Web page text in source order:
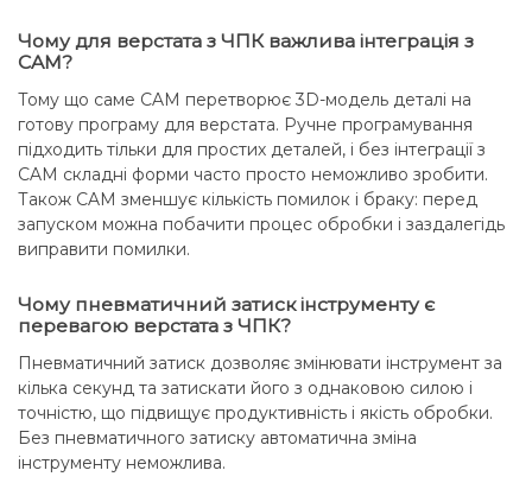
Чому для верстата з ЧПК важлива інтеграція з
CAM?
Тому що саме CAM перетворює 3D-модель деталі на
готову програму для верстата. Ручне програмування
підходить тільки для простих деталей, і без інтеграції з
CAM складні форми часто просто неможливо зробити.
Також CAM зменшує кількість помилок і браку: перед
запуском можна побачити процес обробки і заздалегідь
виправити помилки.
Чому пневматичний затиск інструменту є
перевагою верстата з ЧПК?
Пневматичний затиск дозволяє змінювати інструмент за
кілька секунд та затискати його з однаковою силою і
точністю, що підвищує продуктивність і якість обробки.
Без пневматичного затиску автоматична зміна
інструменту неможлива.